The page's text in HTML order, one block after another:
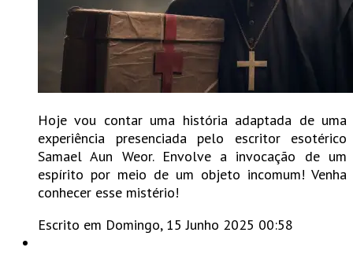
Hoje vou contar uma história adaptada de uma
experiência presenciada pelo escritor esotérico
Samael Aun Weor. Envolve a invocação de um
espírito por meio de um objeto incomum! Venha
conhecer esse mistério!
Escrito em Domingo, 15 Junho 2025 00:58